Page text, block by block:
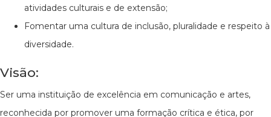
atividades culturais e de extensão;
Fomentar uma cultura de inclusão, pluralidade e respeito à
diversidade.
Visão:
Ser uma instituição de excelência em comunicação e artes,
reconhecida por promover uma formação crítica e ética, por